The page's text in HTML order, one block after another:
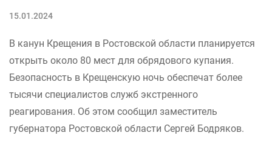
15.01.2024
В канун Крещения в Ростовской области планируется
открыть около 80 мест для обрядового купания.
Безопасность в Крещенскую ночь обеспечат более
тысячи специалистов служб экстренного
реагирования. Об этом сообщил заместитель
губернатора Ростовской области Сергей Бодряков.